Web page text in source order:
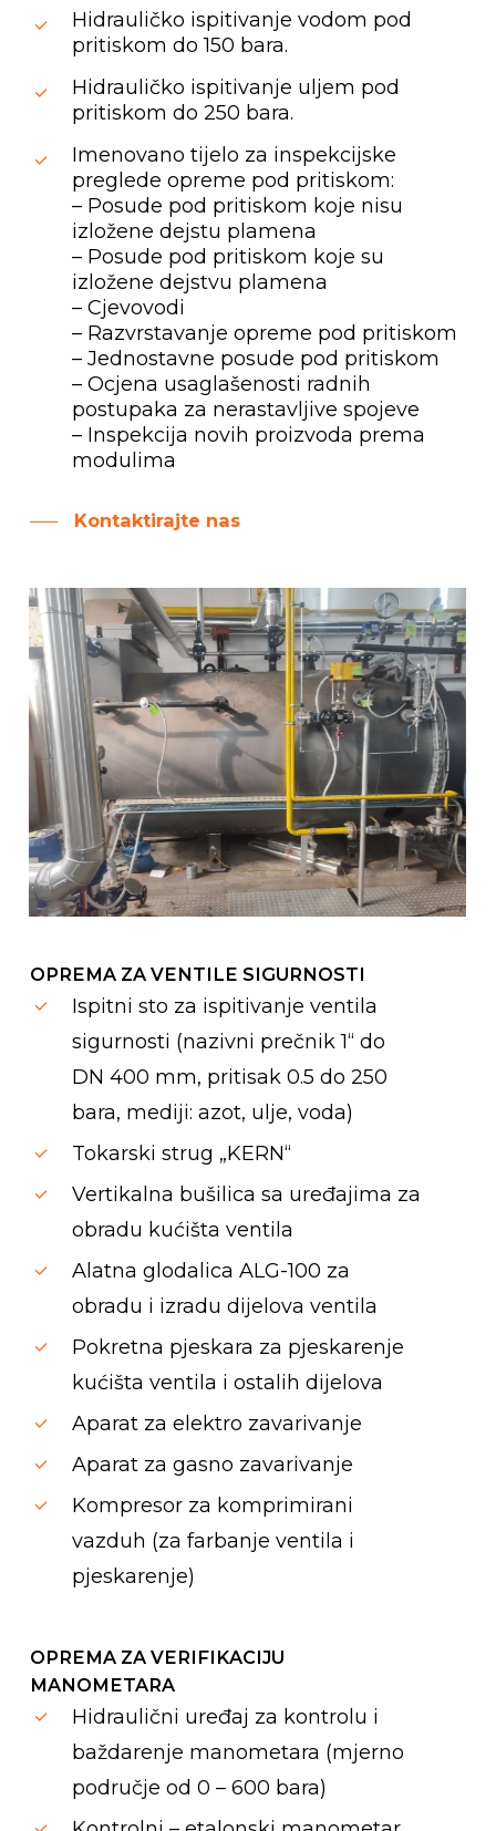
Hidrauličko ispitivanje vodom pod
pritiskom do 150 bara.
Hidrauličko ispitivanje uljem pod
pritiskom do 250 bara.
Imenovano tijelo za inspekcijske
preglede opreme pod pritiskom:
– Posude pod pritiskom koje nisu
izložene dejstu plamena
– Posude pod pritiskom koje su
izložene dejstvu plamena
– Cjevovodi
– Razvrstavanje opreme pod pritiskom
– Jednostavne posude pod pritiskom
– Ocjena usaglašenosti radnih
postupaka za nerastavljive spojeve
– Inspekcija novih proizvoda prema
modulima
Kontaktirajte nas
OPREMA ZA VENTILE SIGURNOSTI
Ispitni sto za ispitivanje ventila
sigurnosti (nazivni prečnik 1“ do
DN 400 mm, pritisak 0.5 do 250
bara, mediji: azot, ulje, voda)
Tokarski strug „KERN“
Vertikalna bušilica sa uređajima za
obradu kućišta ventila
Alatna glodalica ALG-100 za
obradu i izradu dijelova ventila
Pokretna pjeskara za pjeskarenje
kućišta ventila i ostalih dijelova
Aparat za elektro zavarivanje
Aparat za gasno zavarivanje
Kompresor za komprimirani
vazduh (za farbanje ventila i
pjeskarenje)
OPREMA ZA VERIFIKACIJU
MANOMETARA
Hidraulični uređaj za kontrolu i
baždarenje manometara (mjerno
područje od 0 – 600 bara)